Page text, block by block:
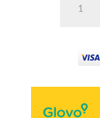
MAX
cantidad